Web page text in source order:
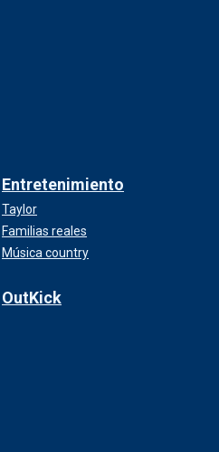
Entretenimiento
Taylor
Familias reales
Música country
OutKick